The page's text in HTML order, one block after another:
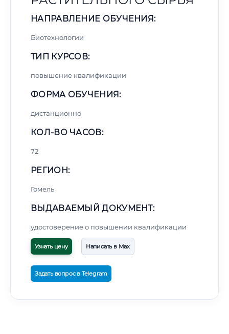
НАПРАВЛЕНИЕ ОБУЧЕНИЯ:
Биотехнологии
ТИП КУРСОВ:
повышение квалификации
ФОРМА ОБУЧЕНИЯ:
дистанционно
КОЛ-ВО ЧАСОВ:
72
РЕГИОН:
Гомель
ВЫДАВАЕМЫЙ ДОКУМЕНТ:
удостоверение о повышении квалификации
Узнать цену Написать в Max
Задать вопрос в Telegram